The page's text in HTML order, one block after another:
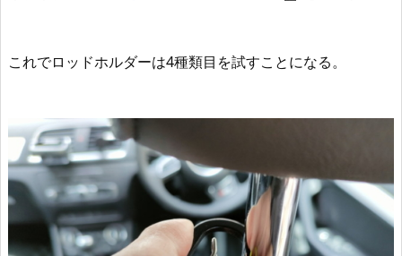
これでロッドホルダーは4種類目を試すことになる。